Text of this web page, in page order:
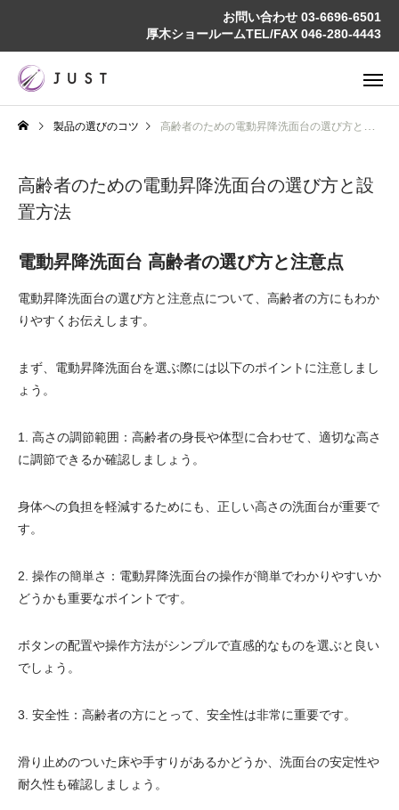
お問い合わせ 03-6696-6501
厚木ショールームTEL/FAX 046-280-4443
電動昇降洗面台
製品の選びのコツ 高齢者のための電動昇降洗面台の選び方と設置方法
高齢者のための電動昇降洗面台の選び方と設
置方法
電動昇降洗面台 高齢者の選び方と注意点
電動昇降洗面台の選び方と注意点について、高齢者の方にもわか
りやすくお伝えします。
まず、電動昇降洗面台を選ぶ際には以下のポイントに注意しまし
ょう。
1. 高さの調節範囲：高齢者の身長や体型に合わせて、適切な高さ
に調節できるか確認しましょう。
身体への負担を軽減するためにも、正しい高さの洗面台が重要で
す。
2. 操作の簡単さ：電動昇降洗面台の操作が簡単でわかりやすいか
どうかも重要なポイントです。
ボタンの配置や操作方法がシンプルで直感的なものを選ぶと良い
でしょう。
3. 安全性：高齢者の方にとって、安全性は非常に重要です。
滑り止めのついた床や手すりがあるかどうか、洗面台の安定性や
耐久性も確認しましょう。